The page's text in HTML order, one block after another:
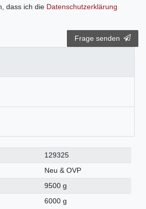
dass ich die Daten­schutz­erklärung
Frage senden
129325
Neu & OVP
9500 g
6000 g